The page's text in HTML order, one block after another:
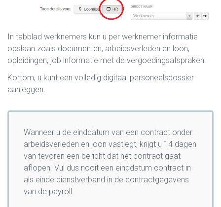
In tabblad werknemers kun u per werknemer informatie
opslaan zoals documenten, arbeidsverleden en loon,
opleidingen, job informatie met de vergoedingsafspraken.
Kortom, u kunt een volledig digitaal personeelsdossier
aanleggen.
Wanneer u de einddatum van een contract onder
arbeidsverleden en loon vastlegt, krijgt u 14 dagen
van tevoren een bericht dat het contract gaat
aflopen. Vul dus nooit een einddatum contract in
als einde dienstverband in de contractgegevens
van de payroll.